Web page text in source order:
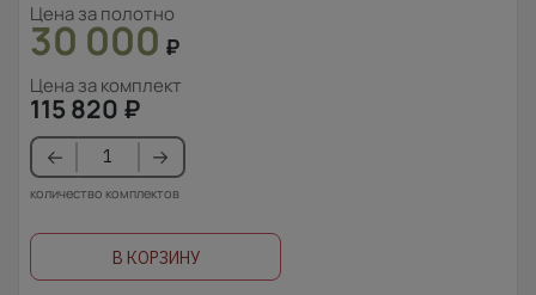
Цена за полотно
30 000 ₽
Цена за комплект
115 820 ₽
количество комплектов
В КОРЗИНУ